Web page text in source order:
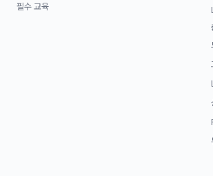
필수 교육